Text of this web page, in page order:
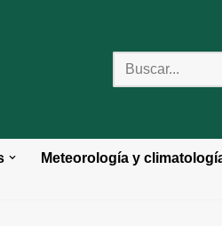
Meteorología y